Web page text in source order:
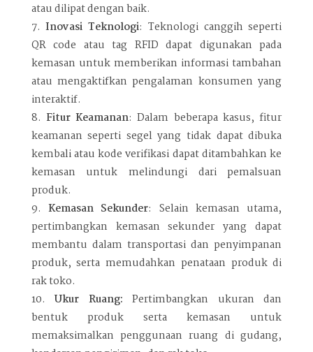
atau dilipat dengan baik.
Inovasi Teknologi: Teknologi canggih seperti
QR code atau tag RFID dapat digunakan pada
kemasan untuk memberikan informasi tambahan
atau mengaktifkan pengalaman konsumen yang
interaktif.
Fitur Keamanan: Dalam beberapa kasus, fitur
keamanan seperti segel yang tidak dapat dibuka
kembali atau kode verifikasi dapat ditambahkan ke
kemasan untuk melindungi dari pemalsuan
produk.
Kemasan Sekunder: Selain kemasan utama,
pertimbangkan kemasan sekunder yang dapat
membantu dalam transportasi dan penyimpanan
produk, serta memudahkan penataan produk di
rak toko.
Ukur Ruang: Pertimbangkan ukuran dan
bentuk produk serta kemasan untuk
memaksimalkan penggunaan ruang di gudang,